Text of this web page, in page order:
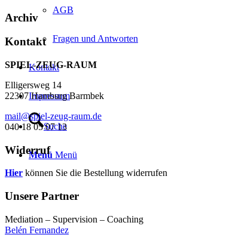
AGB
Fragen und Antworten
Kontakt
Impressum
Suche
Menü Menü
Archiv
Kontakt
SPIEL-ZEUG-RAUM
Elligersweg 14
22307 Hamburg Barmbek
mail@spiel-zeug-raum.de
040 18 05 07 13
Widerruf
Hier können Sie die Bestellung widerrufen
Unsere Partner
Mediation – Supervision – Coaching
Belén Fernandez